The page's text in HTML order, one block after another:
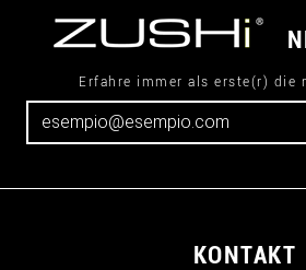
Erfahre immer als erste(r) die
KONTAKT